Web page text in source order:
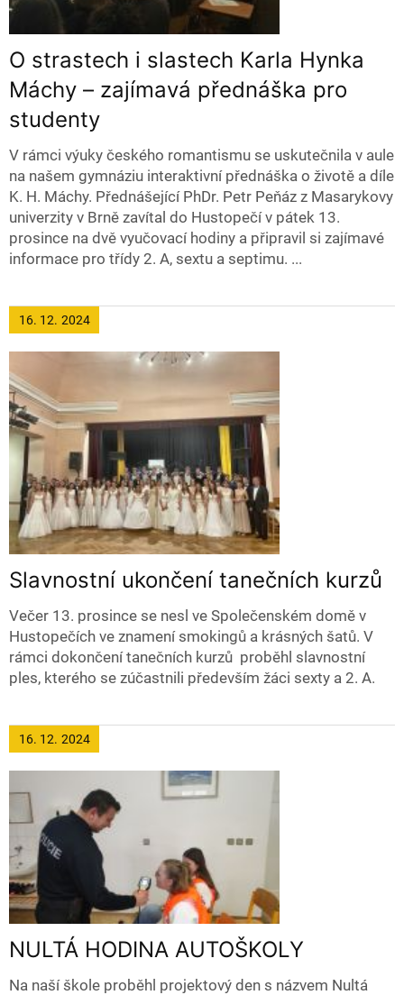
O strastech i slastech Karla Hynka
Máchy – zajímavá přednáška pro
studenty
V rámci výuky českého romantismu se uskutečnila v aule
na našem gymnáziu interaktivní přednáška o životě a díle
K. H. Máchy. Přednášející PhDr. Petr Peňáz z Masarykovy
univerzity v Brně zavítal do Hustopečí v pátek 13.
prosince na dvě vyučovací hodiny a připravil si zajímavé
informace pro třídy 2. A, sextu a septimu. ...
16. 12. 2024
Slavnostní ukončení tanečních kurzů
Večer 13. prosince se nesl ve Společenském domě v
Hustopečích ve znamení smokingů a krásných šatů. V
rámci dokončení tanečních kurzů proběhl slavnostní
ples, kterého se zúčastnili především žáci sexty a 2. A.
16. 12. 2024
NULTÁ HODINA AUTOŠKOLY
Na naší škole proběhl projektový den s názvem Nultá